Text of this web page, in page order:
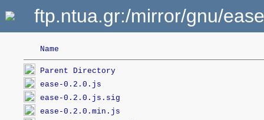
ftp.ntua.gr:/mirror/gnu/
Name
Parent Directory
ease-0.2.0.js
ease-0.2.0.js.sig
ease-0.2.0.min.js